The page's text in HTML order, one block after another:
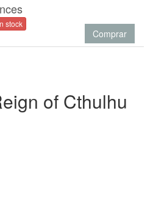
stock
Comprar
of Cthulhu